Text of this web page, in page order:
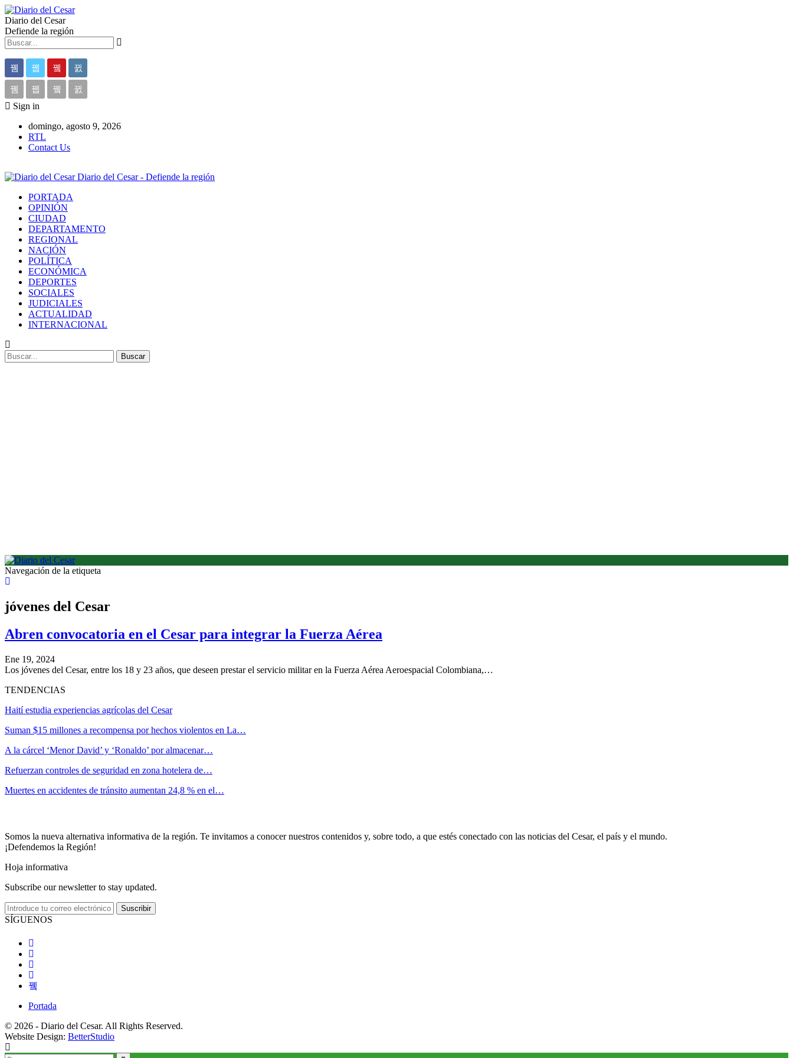
Diario del Cesar
Defiende la región
Sign in
domingo, agosto 9, 2026
RTL
Contact Us
Diario del Cesar - Defiende la región
PORTADA
OPINIÓN
CIUDAD
DEPARTAMENTO
REGIONAL
NACIÓN
POLÍTICA
ECONÓMICA
DEPORTES
SOCIALES
JUDICIALES
ACTUALIDAD
INTERNACIONAL
Navegación de la etiqueta
jóvenes del Cesar
Abren convocatoria en el Cesar para integrar la Fuerza Aérea
Ene 19, 2024
Los jóvenes del Cesar, entre los 18 y 23 años, que deseen prestar el servicio militar en la Fuerza Aérea Aeroespacial Colombiana,…
TENDENCIAS
Haití estudia experiencias agrícolas del Cesar
Suman $15 millones a recompensa por hechos violentos en La…
A la cárcel ‘Menor David’ y ‘Ronaldo’ por almacenar…
Refuerzan controles de seguridad en zona hotelera de…
Muertes en accidentes de tránsito aumentan 24,8 % en el…
Somos la nueva alternativa informativa de la región. Te invitamos a conocer nuestros contenidos y, sobre todo, a que estés conectado con las noticias del Cesar, el país y el mundo.
¡Defendemos la Región!
Hoja informativa
Subscribe our newsletter to stay updated.
Suscribir
SÍGUENOS
Portada
© 2026 - Diario del Cesar. All Rights Reserved.
Website Design: BetterStudio